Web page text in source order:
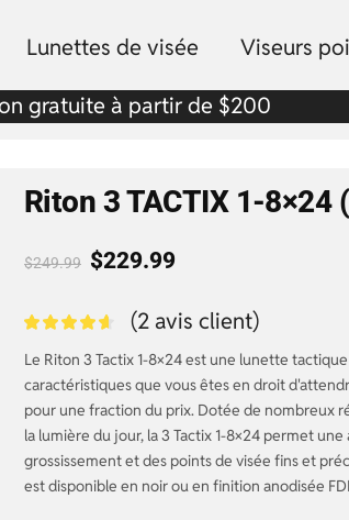
Lunettes de visée Viseurs
gratuite à partir de $200
Riton 3 TACTIX 1-8×24
$249.99 $229.99
(2 avis client)
Le Riton 3 Tactix 1-8×24 est une lunette
caractéristiques que vous êtes en droit
pour une fraction du prix. Dotée de nombreux
la lumière du jour, la 3 Tactix 1-8×24 permet
grossissement et des points de visée fins et
est disponible en noir ou en finition anodisée